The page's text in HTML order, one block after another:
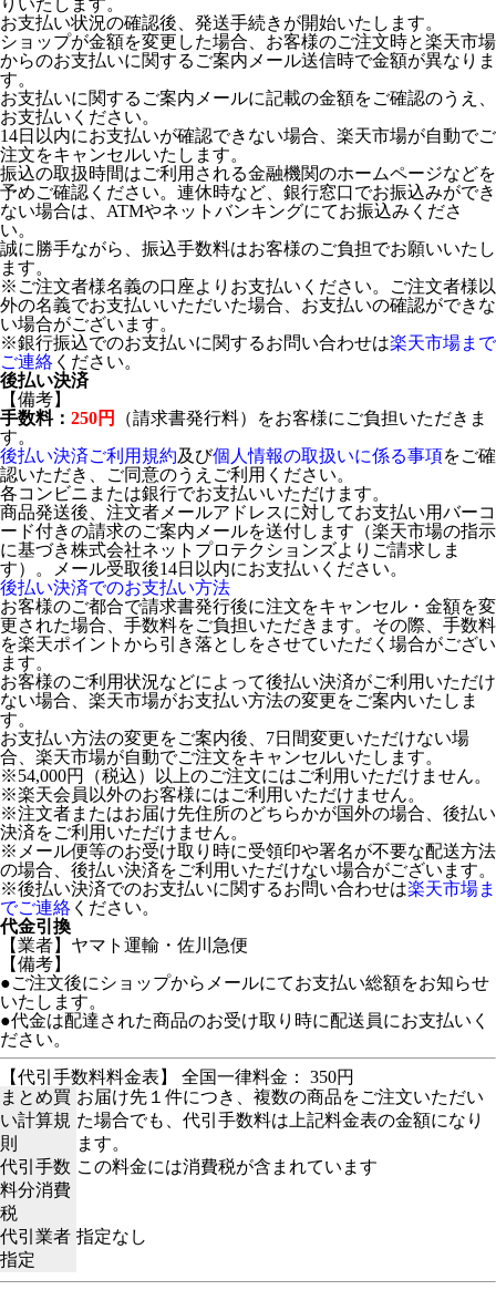
りいたします。
お支払い状況の確認後、発送手続きが開始いたします。
ショップが金額を変更した場合、お客様のご注文時と楽天市場
からのお支払いに関するご案内メール送信時で金額が異なりま
す。
お支払いに関するご案内メールに記載の金額をご確認のうえ、
お支払いください。
14日以内にお支払いが確認できない場合、楽天市場が自動でご
注文をキャンセルいたします。
振込の取扱時間はご利用される金融機関のホームページなどを
予めご確認ください。連休時など、銀行窓口でお振込みができ
ない場合は、ATMやネットバンキングにてお振込みくださ
い。
誠に勝手ながら、振込手数料はお客様のご負担でお願いいたし
ます。
※ご注文者様名義の口座よりお支払いください。ご注文者様以
外の名義でお支払いいただいた場合、お支払いの確認ができな
い場合がございます。
※銀行振込でのお支払いに関するお問い合わせは楽天市場まで
ご連絡 ください。
後払い決済
【備考】
手数料： 250円
（請求書発行料）をお客様にご負担いただきま
す。
後払い決済ご利用規約及び個人情報の取扱いに係る事項をご確
認いただき、ご同意のうえご利用ください。
各コンビニまたは銀行でお支払いいただけます。
商品発送後、注文者メールアドレスに対してお支払い用バーコ
ード付きの請求のご案内メールを送付します（楽天市場の指示
に基づき株式会社ネットプロテクションズよりご請求しま
す）。メール受取後14日以内にお支払いください。
後払い決済でのお支払い方法
お客様のご都合で請求書発行後に注文をキャンセル・金額を変
更された場合、手数料をご負担いただきます。その際、手数料
を楽天ポイントから引き落としをさせていただく場合がござい
ます。
お客様のご利用状況などによって後払い決済がご利用いただけ
ない場合、楽天市場がお支払い方法の変更をご案内いたしま
す。
お支払い方法の変更をご案内後、7日間変更いただけない場
合、楽天市場が自動でご注文をキャンセルいたします。
※54,000円（税込）以上のご注文にはご利用いただけません。
※楽天会員以外のお客様にはご利用いただけません。
※注文者またはお届け先住所のどちらかが国外の場合、後払い
決済をご利用いただけません。
※メール便等のお受け取り時に受領印や署名が不要な配送方法
の場合、後払い決済をご利用いただけない場合がございます。
※後払い決済でのお支払いに関するお問い合わせは楽天市場ま
でご連絡 ください。
代金引換
【業者】ヤマト運輸・佐川急便
【備考】
●ご注文後にショップからメールにてお支払い総額をお知らせ
いたします。
●代金は配達された商品のお受け取り時に配送員にお支払いく
ださい。
【代引手数料料金表】 全国一律料金： 350円
まとめ買
い計算規
則
お届け先１件につき、複数の商品をご注文いただい
た場合でも、代引手数料は上記料金表の金額になり
ます。
代引手数
料分消費
税
この料金には消費税が含まれています
代引業者
指定
指定なし